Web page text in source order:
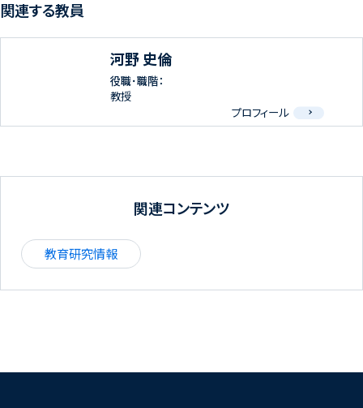
関連する教員
河野 史倫
役職･職階：
教授
プロフィール
関連コンテンツ
教育研究情報